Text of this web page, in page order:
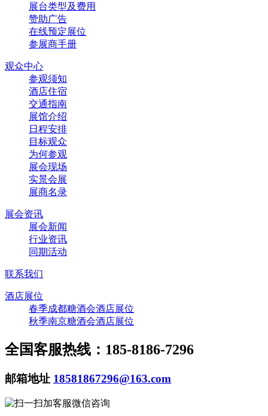
展台类型及费用
赞助广告
在线预定展位
参展商手册
观众中心
参观须知
酒店住宿
交通指南
展馆介绍
日程安排
目标观众
为何参观
展会现场
实景会展
展商名录
展会资讯
展会新闻
行业资讯
同期活动
联系我们
酒店展位
春季成都糖酒会酒店展位
秋季南京糖酒会酒店展位
全国客服热线：185-8186-7296
邮箱地址 18581867296@163.com